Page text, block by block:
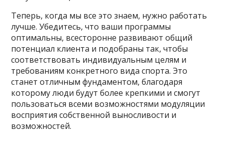
Теперь, когда мы все это знаем, нужно работать
лучше. Убедитесь, что ваши программы
оптимальны, всесторонне развивают общий
потенциал клиента и подобраны так, чтобы
соответствовать индивидуальным целям и
требованиям конкретного вида спорта. Это
станет отличным фундаментом, благодаря
которому люди будут более крепкими и смогут
пользоваться всеми возможностями модуляции
восприятия собственной выносливости и
возможностей.